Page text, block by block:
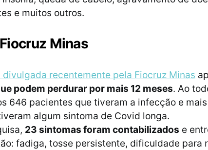
e muitos outros.
Minas
divulgada recentemente pela Fiocruz Minas
podem perdurar por mais 12 meses. Ao
646 pacientes que tiveram a infecção e
algum sintoma de Covid longa.
23 sintomas foram contabilizados e
fadiga, tosse persistente, dificuldade para